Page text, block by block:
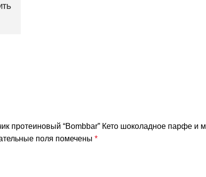
протеиновый “Bombbar” Кето шоколадное парфе и
поля помечены *